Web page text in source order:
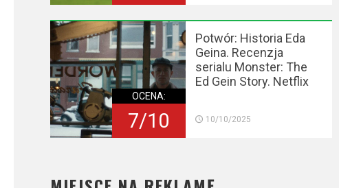
OCENA:
7/10
Potwór: Historia Eda
Geina. Recenzja
serialu Monster: The
Ed Gein Story. Netflix
10/10/2025